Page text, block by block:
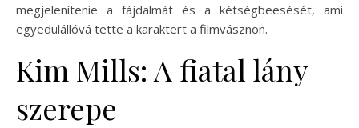
megjelenítenie a fájdalmát és a kétségbeesését, ami
egyedülállóvá tette a karaktert a filmvásznon.
Kim Mills: A fiatal lány
szerepe